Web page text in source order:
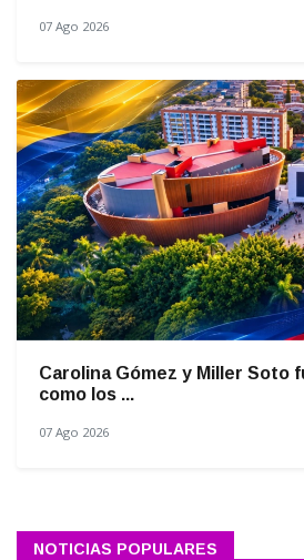
07 Ago 2026
Carolina Gómez y Miller Soto
como los ...
07 Ago 2026
NOTICIAS POPULARES